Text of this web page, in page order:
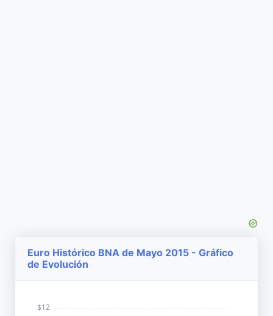
Euro Histórico BNA de Mayo 2015 - Gráfico
de Evolución